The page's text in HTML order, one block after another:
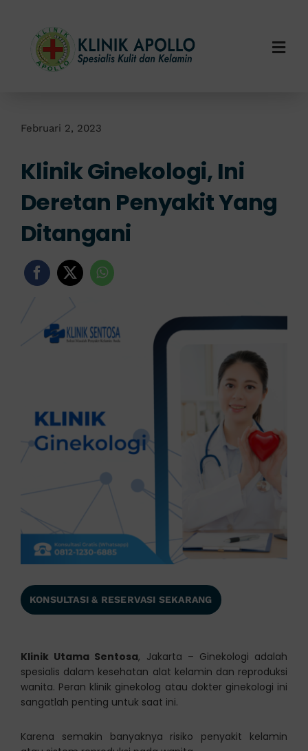
content
Layanan Kami
Info Klinik
Februari 2, 2023
Klinik Ginekologi, Ini
Deretan Penyakit Yang
Ditangani
KONSULTASI & RESERVASI SEKARANG
Klinik Utama Sentosa, Jakarta – Ginekologi adalah
spesialis dalam kesehatan alat kelamin dan reproduksi
wanita. Peran klinik ginekolog atau dokter ginekologi ini
sangatlah penting untuk saat ini.
Karena semakin banyaknya risiko penyakit kelamin